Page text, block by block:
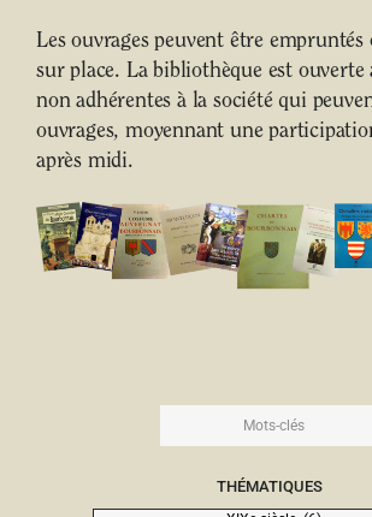
Les ouvrages peuvent être empruntés
sur place. La bibliothèque est ouverte
non adhérentes à la société qui
ouvrages, moyennant une
après midi.
THÉMATIQUES